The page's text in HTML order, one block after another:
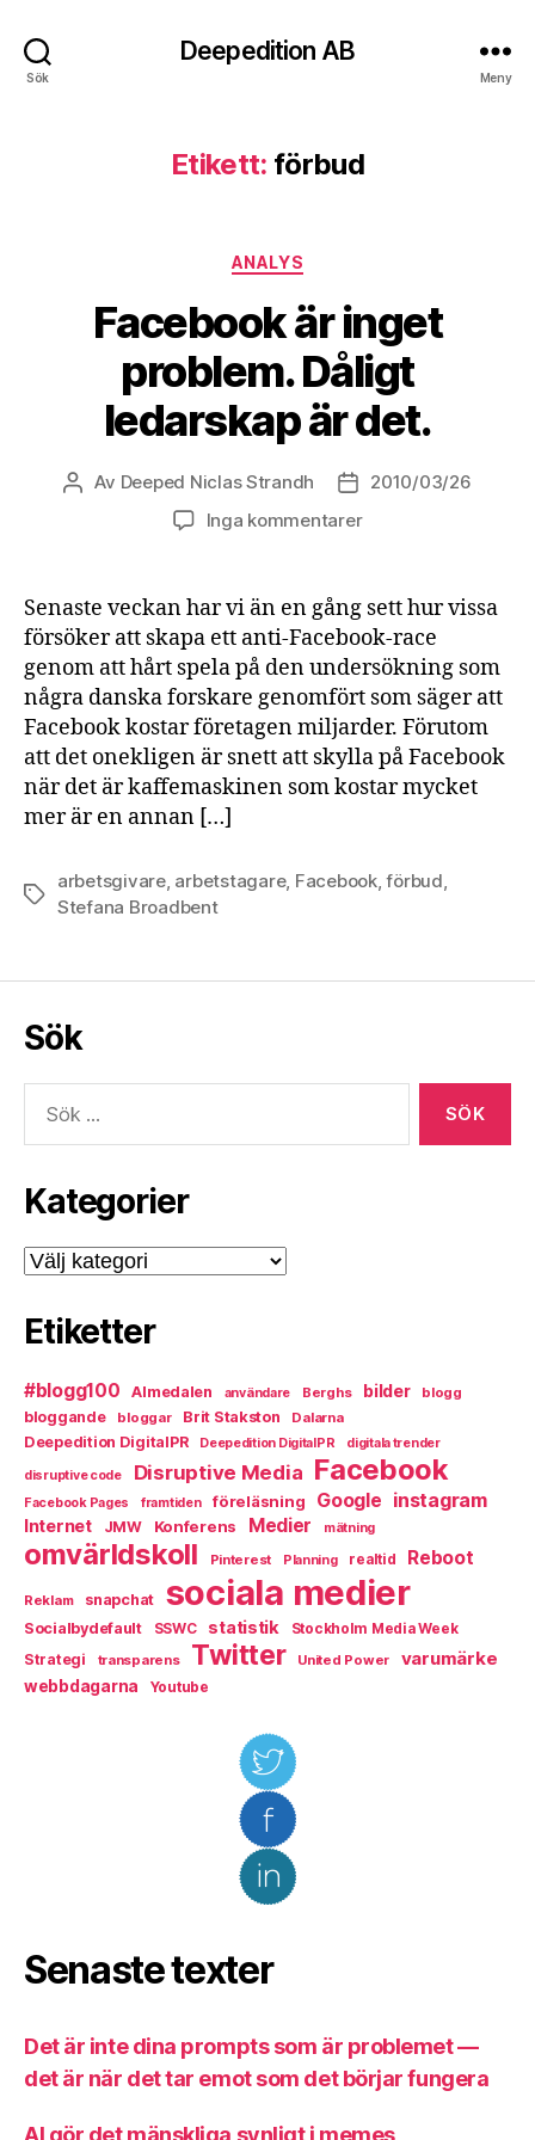
Sök
Deepedition AB
Meny
Etikett: förbud
Kategorier
ANALYS
Facebook är inget
problem. Dåligt
ledarskap är det.
Inläggsförfattare
Av Deeped Niclas Strandh Inläggsdatum
2010/03/26
Inga kommentarer
Senaste veckan har vi än en gång sett hur vissa
försöker att skapa ett anti-Facebook-race
genom att hårt spela på den undersökning som
några danska forskare genomfört som säger att
Facebook kostar företagen miljarder. Förutom
att det onekligen är snett att skylla på Facebook
när det är kaffemaskinen som kostar mycket
mer är en annan […]
Etiketter
arbetsgivare, arbetstagare, Facebook,förbud
Stefana Broadbent
Sök
efter:
Kategorier
Kategorier
Etiketter
#blogg100 Almedalen användare Berghs bilder blogg
bloggande bloggar Brit Stakston Dalarna
Deepedition DigitalPR Deepedition DigitalPR digitala trender
disruptive code Disruptive Media Facebook
Facebook Pages framtiden föreläsning Google instagram
Internet JMW Konferens Medier mätning
omvärldskoll Pinterest Planning realtid Reboot
Reklam snapchat sociala medier
Socialbydefault SSWC statistik Stockholm Media Week
Strategi transparens Twitter United Power varumärke
webbdagarna Youtube
Senaste texter
Det är inte dina prompts som är problemet —
det är när det tar emot som det börjar fungera
AI gör det mänskliga synligt i memes